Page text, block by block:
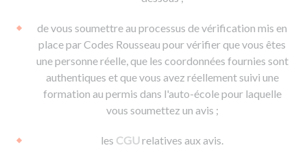
de vous soumettre au processus de vérification mis en
place par Codes Rousseau pour vérifier que vous êtes
une personne réelle, que les coordonnées fournies sont
authentiques et que vous avez réellement suivi une
formation au permis dans l'auto-école pour laquelle
vous soumettez un avis ;
les CGUrelatives aux avis.